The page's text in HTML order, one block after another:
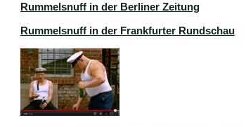
Rummelsnuff in der Berliner Zeitung
Rummelsnuff in der Frankfurter Rundschau